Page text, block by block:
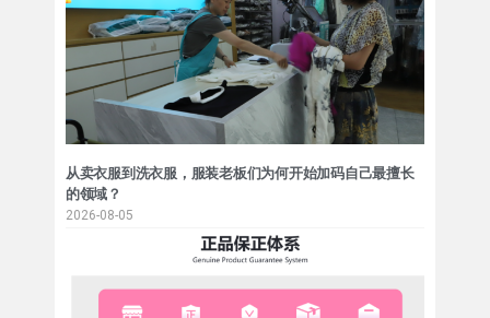
从卖衣服到洗衣服，服装老板们为何开始加码自己最擅长
的领域？
2026-08-05